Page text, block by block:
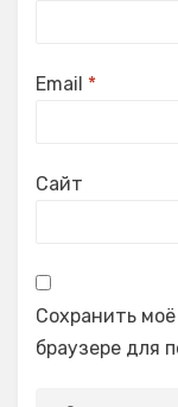
Email *
Сайт
Сохранить
браузере для